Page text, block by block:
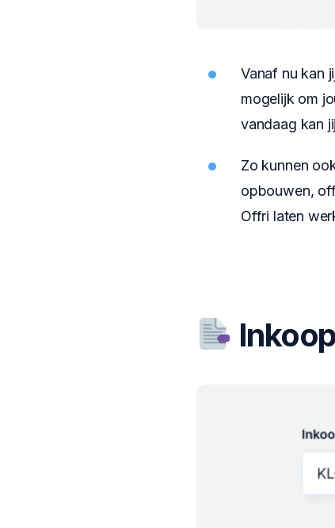
Vanaf nu kan
mogelijk om
vandaag kan
Zo kunnen
opbouwen,
Offri laten